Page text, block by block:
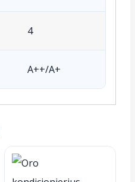
4
A++/A+